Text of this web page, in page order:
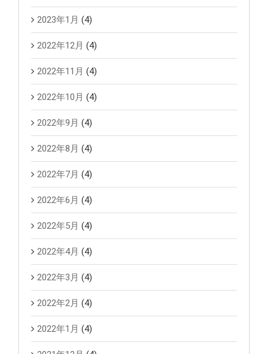
2023年1月 (4)
2022年12月 (4)
2022年11月 (4)
2022年10月 (4)
2022年9月 (4)
2022年8月 (4)
2022年7月 (4)
2022年6月 (4)
2022年5月 (4)
2022年4月 (4)
2022年3月 (4)
2022年2月 (4)
2022年1月 (4)